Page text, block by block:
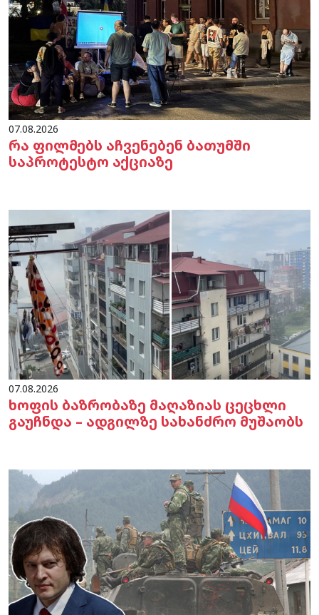
07.08.2026
რა ფილმებს აჩვენებენ ბათუმში
საპროტესტო აქციაზე
07.08.2026
ხოფის ბაზრობაზე მაღაზიას ცეცხლი
გაუჩნდა – ადგილზე სახანძრო მუშაობს